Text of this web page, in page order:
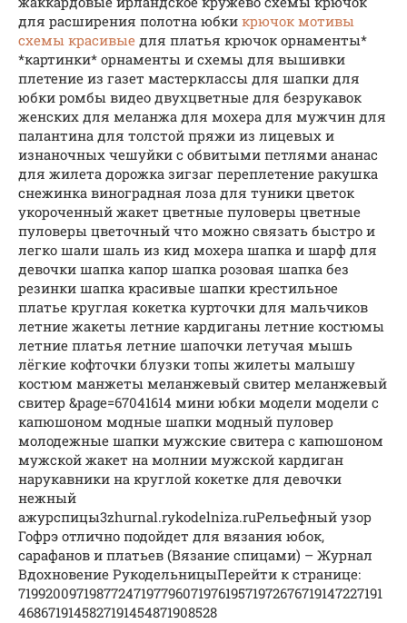
для расширения полотна юбки крючок мотивы
схемы красивые для платья крючок орнаменты*
*картинки* орнаменты и схемы для вышивки
плетение из газет мастерклассы для шапки для
юбки ромбы видео двухцветные для безрукавок
женских для меланжа для мохера для мужчин для
палантина для толстой пряжи из лицевых и
изнаночных чешуйки с обвитыми петлями ананас
для жилета дорожка зигзаг переплетение ракушка
снежинка виноградная лоза для туники цветок
укороченный жакет цветные пуловеры цветные
пуловеры цветочный что можно связать быстро и
легко шали шаль из кид мохера шапка и шарф для
девочки шапка капор шапка розовая шапка без
резинки шапка красивые шапки крестильное
платье круглая кокетка курточки для мальчиков
летние жакеты летние кардиганы летние костюмы
летние платья летние шапочки летучая мышь
лёгкие кофточки блузки топы жилеты малышу
костюм манжеты меланжевый свитер меланжевый
свитер &page=67041614 мини юбки модели модели с
капюшоном модные шапки модный пуловер
молодежные шапки мужские свитера с капюшоном
мужской жакет на молнии мужской кардиган
нарукавники на круглой кокетке для девочки
нежный
ажурспицы3zhurnal.rykodelniza.ruРельефный узор
Гофрэ отлично подойдет для вязания юбок,
сарафанов и платьев (Вязание спицами) – Журнал
Вдохновение РукодельницыПерейти к странице:
7199200971987724719779607197619571972676719147227191
4686719145827191454871908528